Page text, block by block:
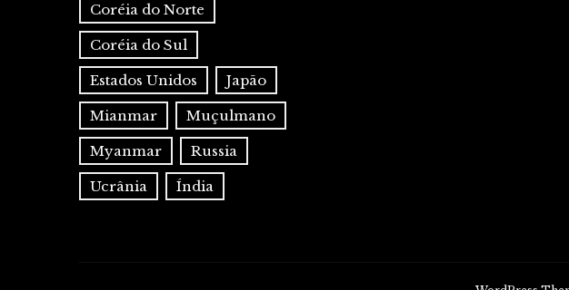
Coréia do Norte
Coréia do Sul
Estados Unidos Japão
Mianmar Muçulmano
Myanmar Russia
Ucrânia Índia